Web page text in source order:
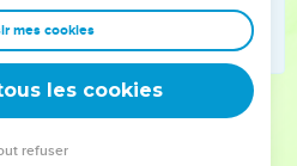
le pays des Israélites. Il n'en
le pays, conformément à tout
et le donna en héritage à
mes cookies
les cookies
refuser